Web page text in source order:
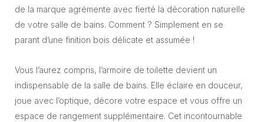
de la marque agrémente avec fierté la décoration naturelle
de votre salle de bains. Comment ? Simplement en se
parant d’une finition bois délicate et assumée !
Vous l’aurez compris, l’armoire de toilette devient un
indispensable de la salle de bains. Elle éclaire en douceur,
joue avec l’optique, décore votre espace et vous offre un
espace de rangement supplémentaire. Cet incontournable